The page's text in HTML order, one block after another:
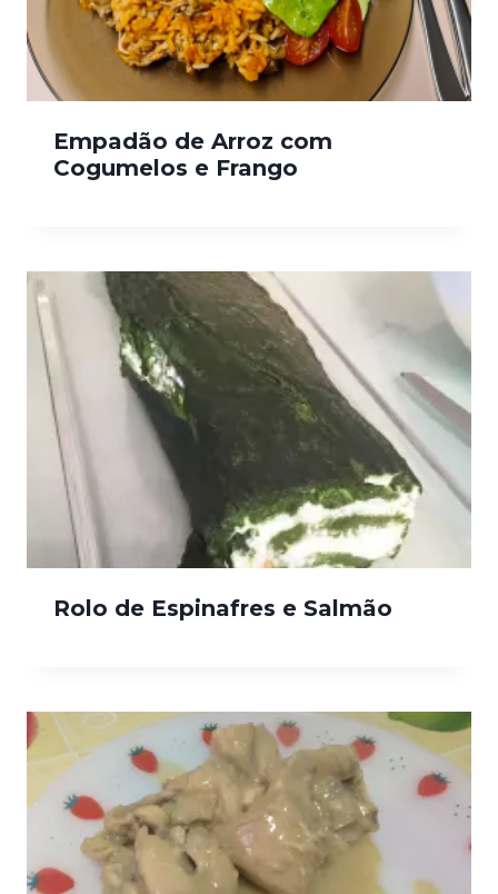
Empadão de Arroz com
Cogumelos e Frango
Rolo de Espinafres e Salmão